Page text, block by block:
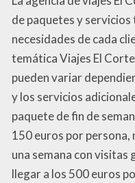
de paquetes y
necesidades de cada
temática Viajes El
pueden variar
y los servicios
paquete de fin de
150 euros por persona,
una semana con visitas
llegar a los 500 euros